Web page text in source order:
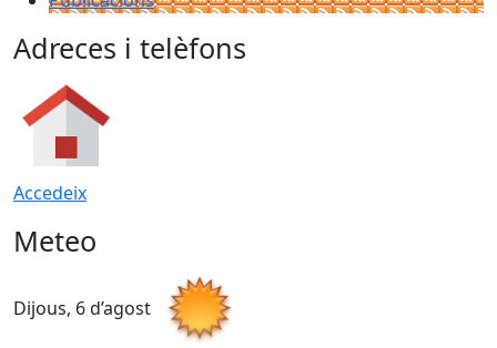
Adreces i telèfons
Accedeix
Meteo
Dijous, 6 d’agost